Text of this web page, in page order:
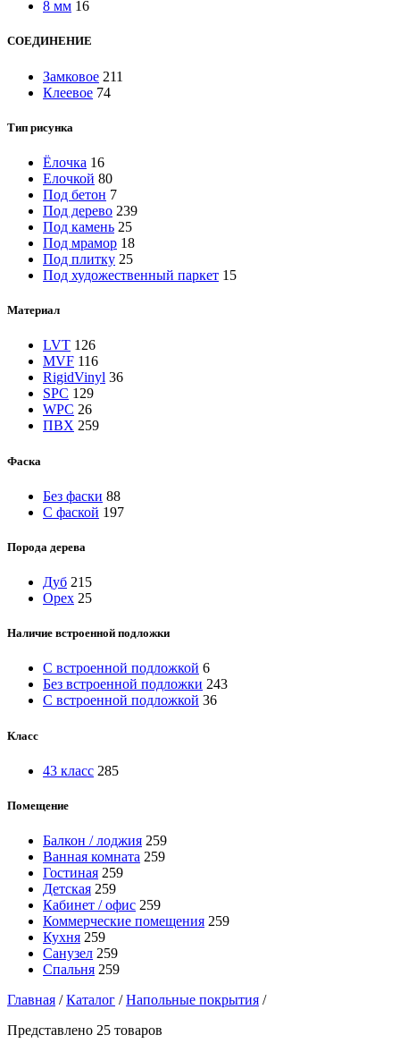
8 мм 16
СОЕДИНЕНИЕ
Замковое 211
Клеевое 74
Тип рисунка
Ёлочка 16
Елочкой 80
Под бетон 7
Под дерево 239
Под камень 25
Под мрамор 18
Под плитку 25
Под художественный паркет 15
Материал
LVT 126
MVF 116
RigidVinyl 36
SPC 129
WPC 26
ПВХ 259
Фаска
Без фаски 88
С фаской 197
Порода дерева
Дуб 215
Орех 25
Наличие встроенной подложки
C встроенной подложкой 6
Без встроенной подложки 243
С встроенной подложкой 36
Класс
43 класс 285
Помещение
Балкон / лоджия 259
Ванная комната 259
Гостиная 259
Детская 259
Кабинет / офис 259
Коммерческие помещения 259
Кухня 259
Санузел 259
Спальня 259
Главная /Каталог /Напольные покрытия /
Представлено 25 товаров